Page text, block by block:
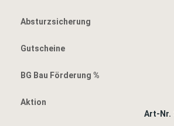
Art-Nr.
Absturzsicherung
Gutscheine
BG Bau Förderung %
Aktion